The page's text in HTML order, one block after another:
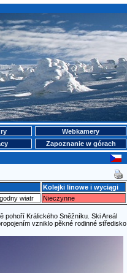
Webkamery
Zapoznanie w górach
Kolejki linowe i wyciągi
wiatr Nieczynne
pohoří Králického Sněžníku. Ski Areál
vzniklo pěkné rodinné středisko